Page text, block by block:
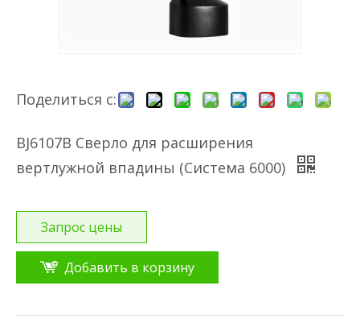
Поделиться с:
BJ6107B Сверло для расширения
вертлужной впадины (Система 6000)
Запрос цены
Добавить в корзину